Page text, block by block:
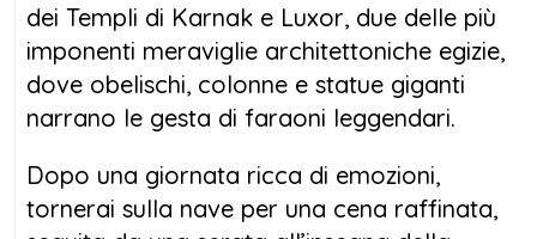
dei Templi di Karnak e Luxor, due delle più
imponenti meraviglie architettoniche egizie,
dove obelischi, colonne e statue giganti
narrano le gesta di faraoni leggendari.
Dopo una giornata ricca di emozioni,
tornerai sulla nave per una cena raffinata,